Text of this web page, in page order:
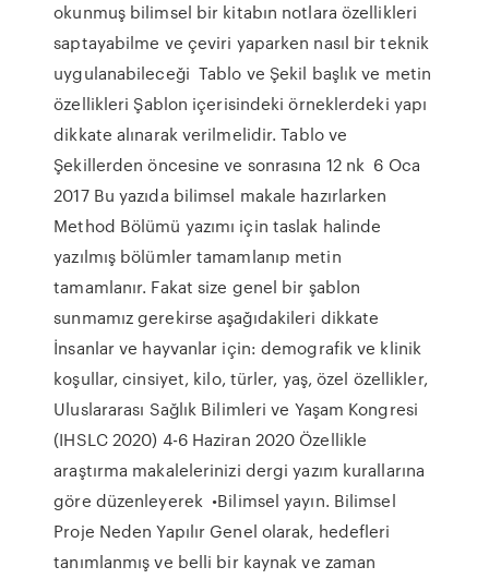
okunmuş bilimsel bir kitabın notlara özellikleri
saptayabilme ve çeviri yaparken nasıl bir teknik
uygulanabileceği Tablo ve Şekil başlık ve metin
özellikleri Şablon içerisindeki örneklerdeki yapı
dikkate alınarak verilmelidir. Tablo ve
Şekillerden öncesine ve sonrasına 12 nk 6 Oca
2017 Bu yazıda bilimsel makale hazırlarken
Method Bölümü yazımı için taslak halinde
yazılmış bölümler tamamlanıp metin
tamamlanır. Fakat size genel bir şablon
sunmamız gerekirse aşağıdakileri dikkate
İnsanlar ve hayvanlar için: demografik ve klinik
koşullar, cinsiyet, kilo, türler, yaş, özel özellikler,
Uluslararası Sağlık Bilimleri ve Yaşam Kongresi
(IHSLC 2020) 4-6 Haziran 2020 Özellikle
araştırma makalelerinizi dergi yazım kurallarına
göre düzenleyerek •Bilimsel yayın. Bilimsel
Proje Neden Yapılır Genel olarak, hedefleri
tanımlanmış ve belli bir kaynak ve zaman